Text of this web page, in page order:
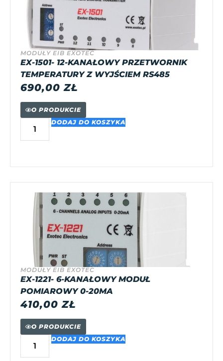
MODUŁY EIB EXOTEC
EX-1501- 12-KANAŁOWY PRZETWORNIK
TEMPERATURY Z WYJŚCIEM RS485
690,00ZŁ
O PRODUKCIE
DODAJ DO KOSZYKA
MODUŁY EIB EXOTEC
EX-1221- 6-KANAŁOWY MODUŁ
POMIAROWY 0-20MA
410,00ZŁ
O PRODUKCIE
DODAJ DO KOSZYKA